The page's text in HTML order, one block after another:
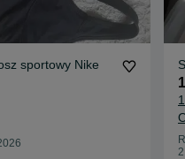
sportowy Nike